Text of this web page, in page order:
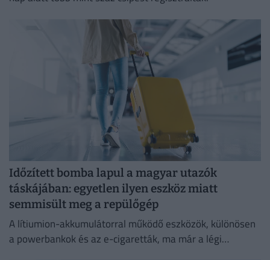
Időzített bomba lapul a magyar utazók
táskájában: egyetlen ilyen eszköz miatt
semmisült meg a repülőgép
A lítiumion-akkumulátorral működő eszközök, különösen
a powerbankok és az e-cigaretták, ma már a légi